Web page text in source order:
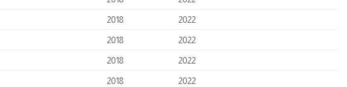
2018
2022
2018
2022
2018
2022
2018
2022